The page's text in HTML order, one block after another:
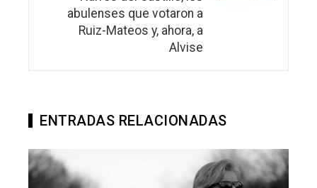
abulenses que votaron a
Ruiz-Mateos y, ahora, a
Alvise
ENTRADAS RELACIONADAS